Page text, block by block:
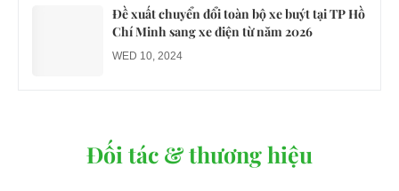
Đề xuất chuyển đổi toàn bộ xe buýt tại TP Hồ
Chí Minh sang xe điện từ năm 2026
WED 10, 2024
Đối tác & thương hiệu